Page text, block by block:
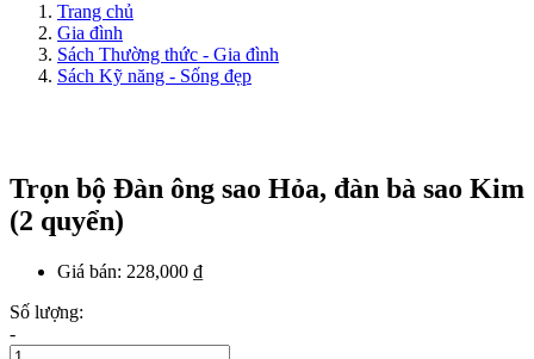
Trang chủ
Gia đình
Sách Thường thức - Gia đình
Sách Kỹ năng - Sống đẹp
Trọn bộ Đàn ông sao Hỏa, đàn bà sao Kim
(2 quyển)
Giá bán: 228,000 ₫
Số lượng:
-